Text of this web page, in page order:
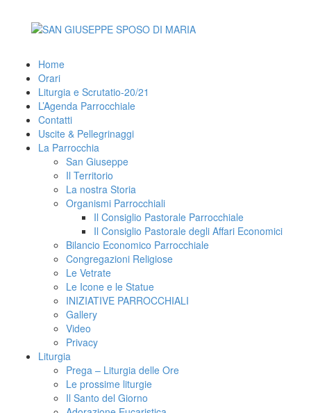
content
Home
Orari
Liturgia e Scrutatio-20/21
L’Agenda Parrocchiale
Contatti
Uscite & Pellegrinaggi
La Parrocchia
San Giuseppe
Il Territorio
La nostra Storia
Organismi Parrocchiali
Il Consiglio Pastorale Parrocchiale
Il Consiglio Pastorale degli Affari Economici
Bilancio Economico Parrocchiale
Congregazioni Religiose
Le Vetrate
Le Icone e le Statue
INIZIATIVE PARROCCHIALI
Gallery
Video
Privacy
Liturgia
Prega – Liturgia delle Ore
Le prossime liturgie
Il Santo del Giorno